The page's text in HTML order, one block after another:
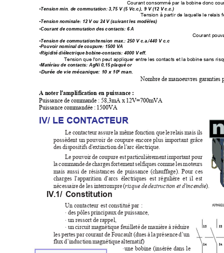
Courant consommé par la bobine donc
•Tension min. de commutation: 3,75 V (5 Vc.c.), 9 V (12 V c.c.)
Tension à partir de laquelle le relais
•Tension nominale: 12 V ou 24 V (suivant les modèles)
•Courant de commutation des contacts: 6 A
Courant
•Tension de commutation/tension max.: 250 V c.a./440 V c.c
•Pouvoir nominal de coupure: 1500 VA
•Rigidité diélectrique bobine-contacts: 4000 V eff.
Tension que l'on peut appliquer entre les contacts et la bobine sans
•Matériau de contacts: AgNi 0,15 plaqué or
•Durée de vie mécanique: 10 x 106 man.
Nombre de manoeuvres garanties
A noter l'amplification en puissance :
Puissance de commande : 58,3mA x 12V=700mVA
Puissance commandée : 1500VA
IV/ LE CONTACTEUR
Le contacteur assure la même fonction que le relais mais ils
possèdent un pouvoir de coupure encore plus important grâce
des dispositifs d'extinction de l'arc électrique.
Le pouvoir de coupure est particulièrement important pour
la commande de charges fortement selfiques comme les moteurs
mais aussi de résistances de puissance (chauffage). Pour ces
charges l'apparition d'arcs électriques est régulière et il est
nécessaire de les interrompre (risque de destruction et d'incendie).
IV.1/ Constitution
Un contacteur est constitué par :
· des pôles principaux de puissance,
· un ressort de rappel,
· un circuit magnétique feuilleté de manière à réduire
les pertes par courant de Foucault (dues à la présence d’un
flux d’induction magnétique alternatif)
·une bobine (insérée dans le